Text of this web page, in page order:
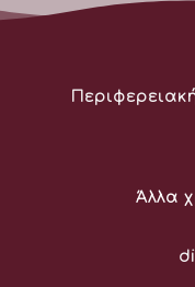
Διεύθυνση:
Άλλα